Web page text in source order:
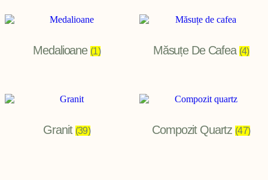
Medalioane (1) Măsuțe De Cafea (4)
Granit (39) Compozit Quartz(47)